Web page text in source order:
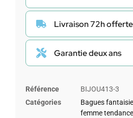
Livraison 72h
Garantie deux ans
Référence
BIJOU413-3
Catégories
Bagues
femme tendance